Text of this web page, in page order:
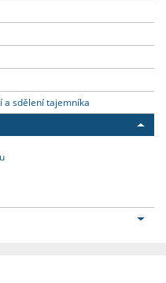
a sdělení tajemníka